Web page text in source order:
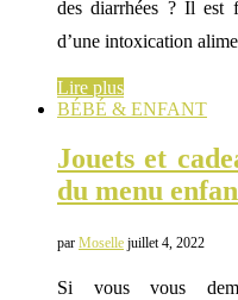
des diarrhées ? Il est
d’une intoxication
Lire plus
BÉBÉ & ENFANT
Jouets et
du menu
par Moselle juillet 4, 2022
Si vous vous